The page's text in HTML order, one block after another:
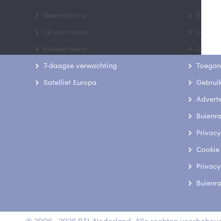
Weerstations
24 uurs radar
Europa radar
7-daagse verwachting
Satelliet Europa
Contact